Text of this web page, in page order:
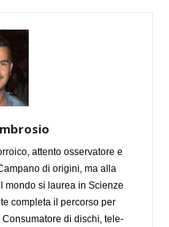
attento osservatore e
di origini, ma alla
mondo si laurea in Scienze
completa il percorso per
di dischi, tele-